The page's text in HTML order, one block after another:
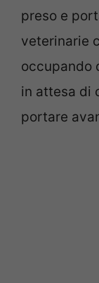
preso e
veterinarie
occupando
in attesa di
portare